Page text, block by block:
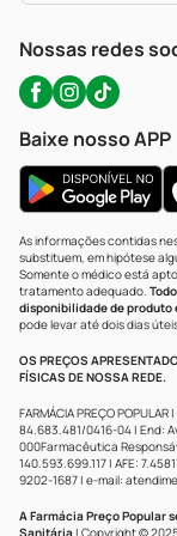
WhatsApp (47)
Nossas redes
Baixe nosso APP
As informações contidas
substituem, em hipótese
Somente o médico está
tratamento adequado.
disponibilidade de produto
pode levar até dois dias
OS PREÇOS
FÍSICAS DE NOSSA REDE.
FARMÁCIA PREÇO
84.683.481/0416-04 | End:
000Farmacêutica
140.593.699.117 | AFE:
9202-1687 | e-mail:
A Farmácia Preço Popular
Sanitária | Copyright ©